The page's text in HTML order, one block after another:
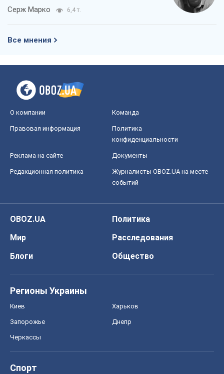
Серж Марко 6,4 т.
Все мнения
О компании Команда
Правовая информация
Политика
конфиденциальности
Реклама на сайте Документы
Редакционная политика
Журналисты OBOZ.UA на месте
событий
OBOZ.UA
Политика
Мир
Расследования
Блоги
Общество
Регионы Украины
Киев Харьков
Запорожье Днепр
Черкассы
Спорт